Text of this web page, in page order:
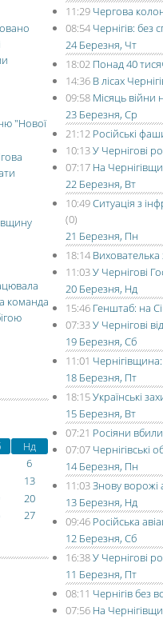
11:29 Чергова
08:54 Чернігів: без
24 Березня, Чт
18:02 Понад 40
14:36 В лісах
09:58 Місяць війни
23 Березня, Ср
21:12 Російські
10:13У Чернігові
07:17 На
22 Березня, Вт
10:49Ситуація з
(0)
21 Березня, Пн
18:14 Вихователька
11:03У Чернігові
20 Березня, Нд
15:46 Генштаб: на
07:33У Чернігові
19 Березня, Сб
11:01
18 Березня, Пт
18:15Українські
15 Березня, Вт
07:21 Росіяни
07:07
14 Березня, Пн
11:03Знову ворожі
13 Березня, Нд
09:46 Російська
12 Березня, Сб
16:38У Чернігові
11 Березня, Пт
08:11 Чернігів без
07:56 На
"Нової
команда
Нд
6
13
20
27